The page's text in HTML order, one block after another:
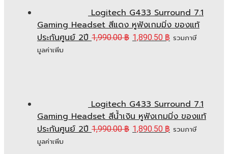
Logitech G433 Surround 7.1
Gaming Headset สีแดง หูฟังเกมมิ่ง ของแท้
ประกันศูนย์ 2ปี 1,990.00฿ 1,890.50 ฿ รวมภาษี
มูลค่าเพิ่ม
Logitech G433 Surround 7.1
Gaming Headset สีน้ำเงิน หูฟังเกมมิ่ง ของแท้
ประกันศูนย์ 2ปี 1,990.00฿ 1,890.50 ฿ รวมภาษี
มูลค่าเพิ่ม